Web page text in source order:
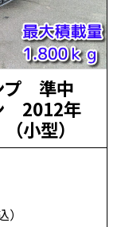
プ 準中
2012年
小型）